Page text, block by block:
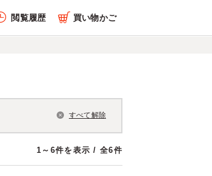
閲覧履歴 買い物かご
すべて解除
1～6件を表示 / 全6件